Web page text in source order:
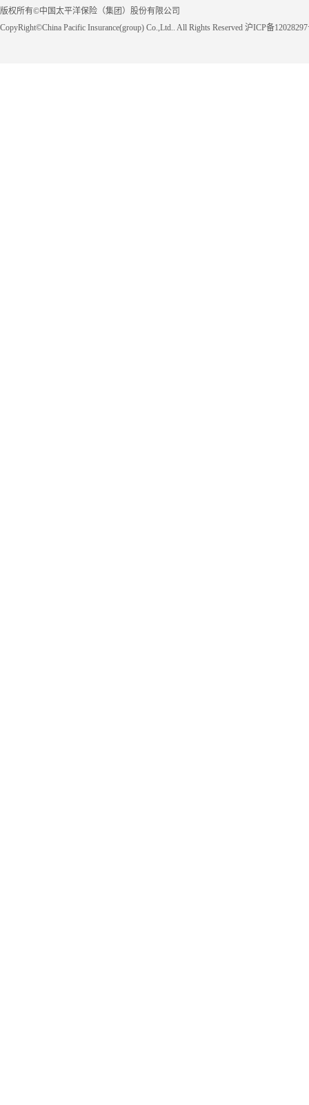
版权所有©中国太平洋保险（集团）股份有限公司
CopyRight©China Pacific Insurance(group) Co.,Ltd.. All Rights Reserved 沪ICP备